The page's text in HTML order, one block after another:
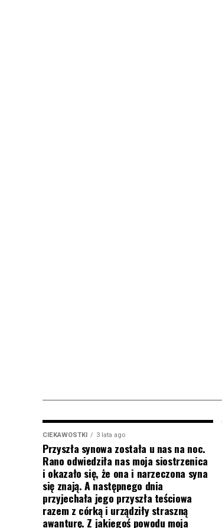
CIEKAWOSTKI 3 lata ago
Przyszła synowa została u nas na noc.
Rano odwiedziła nas moja siostrzenica
i okazało się, że ona i narzeczona syna
się znają. A następnego dnia
przyjechała jego przyszła teściowa
razem z córką i urządziły straszną
awanturę. Z jakiegoś powodu moja